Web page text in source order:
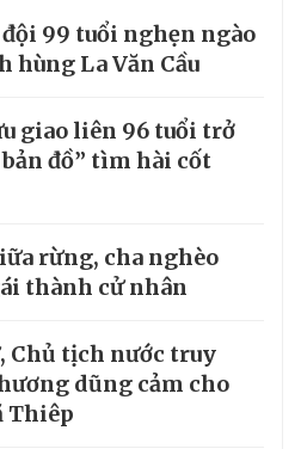
99 tuổi nghẹn ngào
hùng La Văn Cầu
giao liên 96 tuổi trở
đồ” tìm hài cốt
rừng, cha nghèo
thành cử nhân
Chủ tịch nước truy
dũng cảm cho
Thiêp